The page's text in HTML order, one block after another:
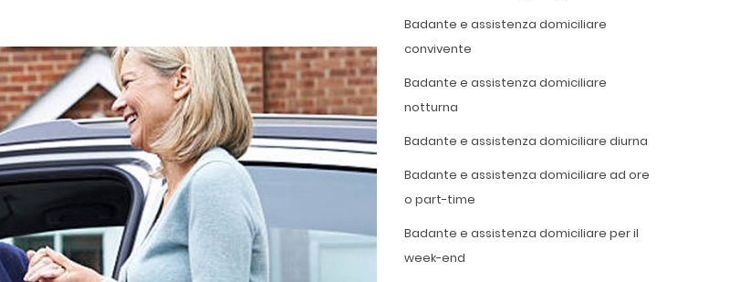
Badante e assistenza domiciliare
convivente
Badante e assistenza domiciliare
notturna
Badante e assistenza domiciliare diurna
Badante e assistenza domiciliare ad ore
o part-time
Badante e assistenza domiciliare per il
week-end